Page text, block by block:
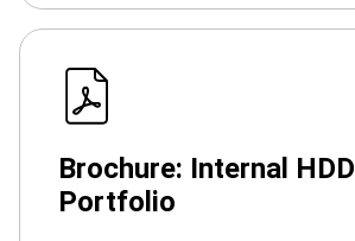
Brochure: Internal HDD
Portfolio